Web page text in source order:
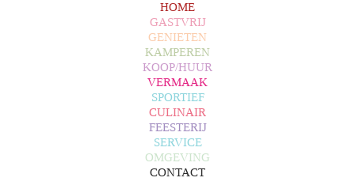
HOME
GASTVRIJ
GENIETEN
KAMPEREN
KOOP/HUUR
VERMAAK
SPORTIEF
CULINAIR
FEESTERIJ
SERVICE
OMGEVING
CONTACT